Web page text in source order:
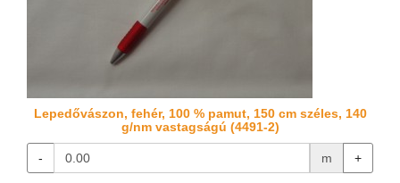
Lepedővászon, fehér, 100 % pamut, 150 cm széles, 140
g/nm vastagságú (4491-2)
- m +